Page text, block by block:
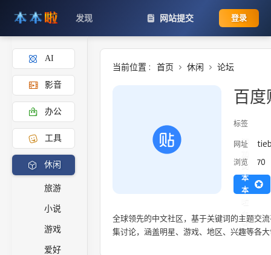
发现 网站提交 登录
AI
影音
办公
工具
休闲
旅游
小说
游戏
爱好
当前位置 : 首页 休闲 论坛
百
标签
网址
浏览 70
添
到
本
本
主
页
全球领先的中文社区，基于关键词的主题交
集讨论，涵盖明星、游戏、地区、兴趣等各